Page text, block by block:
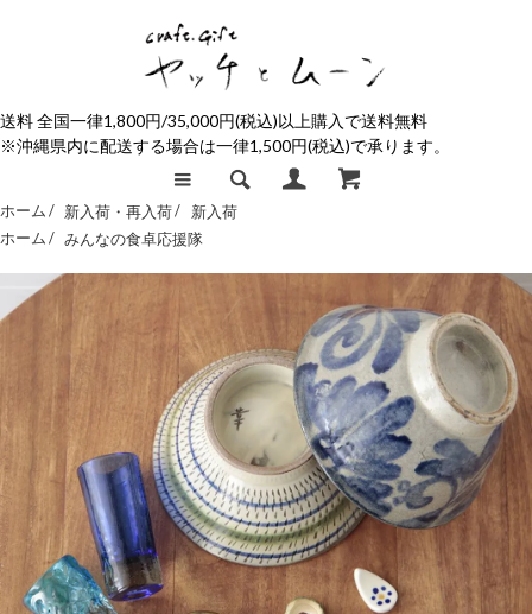
送料 全国一律1,800円/35,000円(税込)以上購入で送料無料
※沖縄県内に配送する場合は一律1,500円(税込)で承ります。
ホーム / 新入荷・再入荷/
新入荷
ホーム / みんなの食卓応援隊